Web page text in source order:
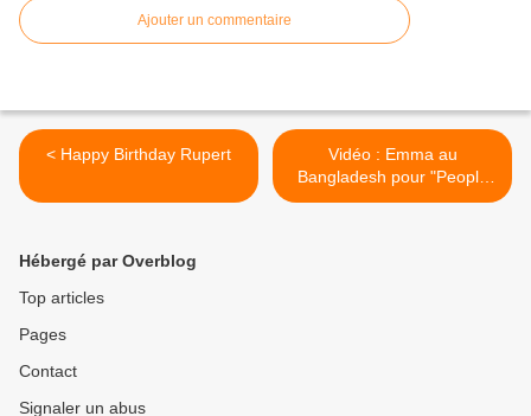
Ajouter un commentaire
< Happy Birthday Rupert
Vidéo : Emma au
Bangladesh pour "People
Tree" >
Hébergé par Overblog
Top articles
Pages
Contact
Signaler un abus